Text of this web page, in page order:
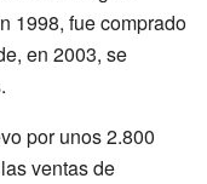
1998, fue comprado
en 2003, se
por unos 2.800
ventas de